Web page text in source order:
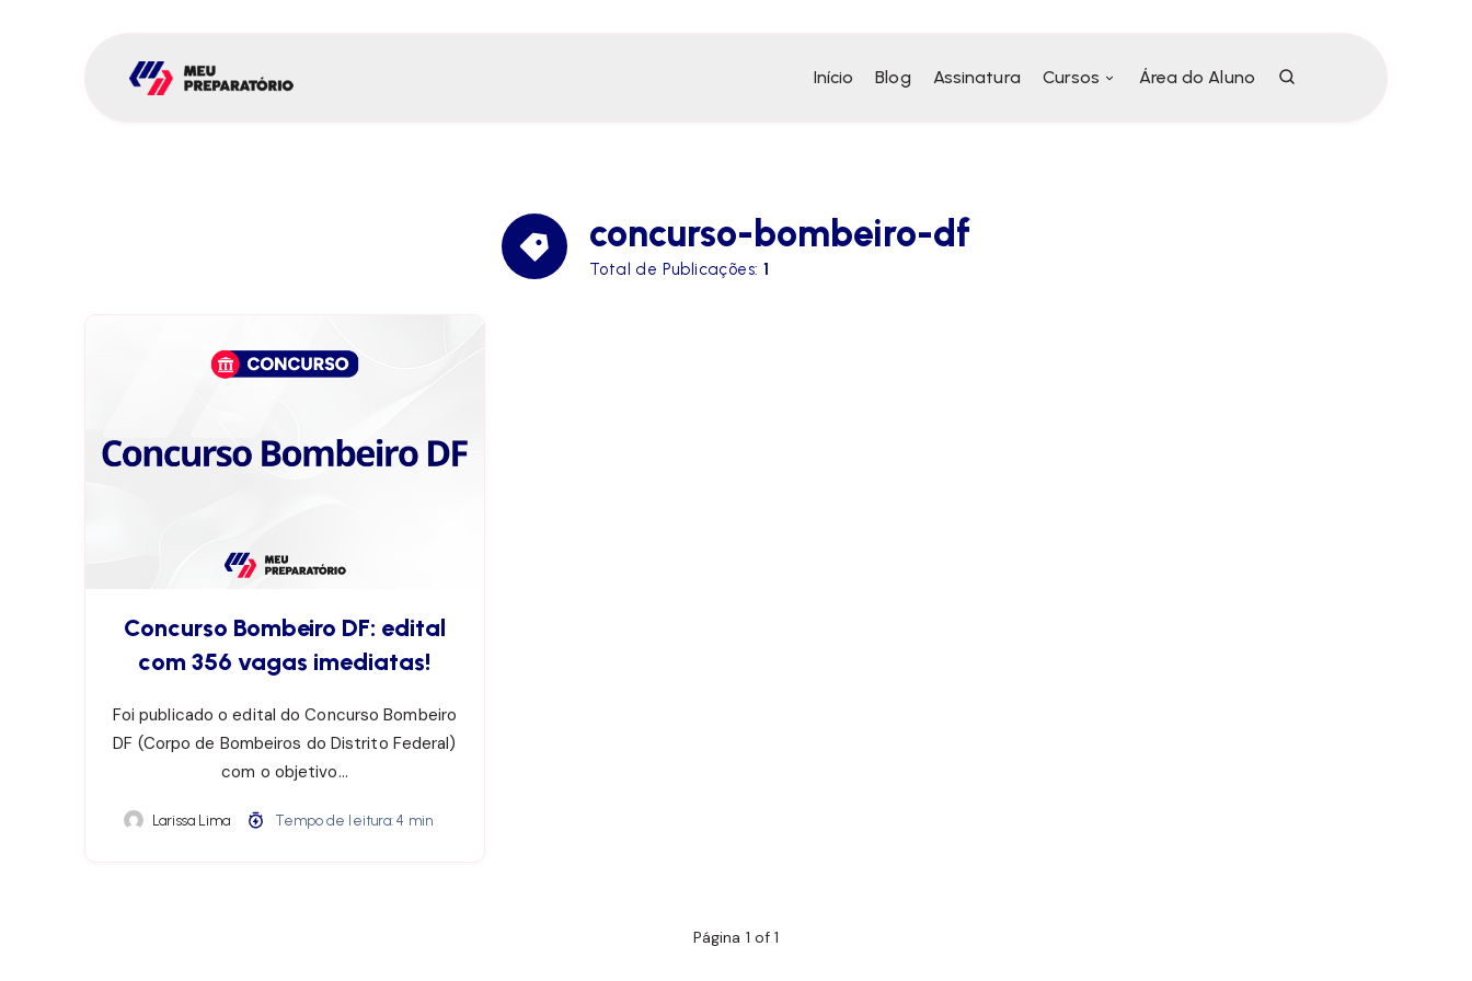
Início Blog Assinatura Cursos Área do Aluno
concurso-bombeiro-df
Total de Publicações: 1
Concurso Bombeiro DF: edital
com 356 vagas imediatas!
Foi publicado o edital do Concurso Bombeiro
DF (Corpo de Bombeiros do Distrito Federal)
com o objetivo…
Larissa Lima Tempo de leitura: 4 min
Página 1 of 1